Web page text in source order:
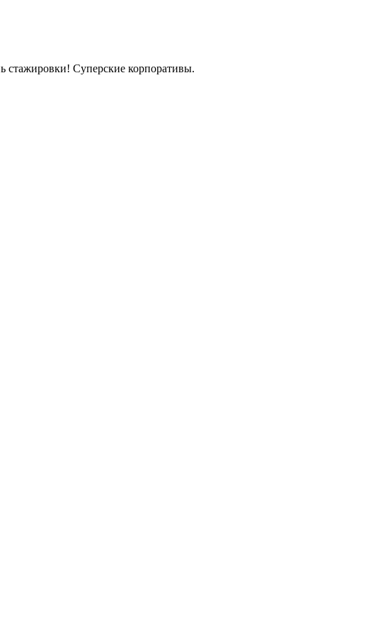
стажировки! Суперские корпоративы.